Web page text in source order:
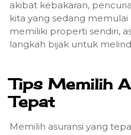
akibat kebakaran,
kita yang sedang
memiliki properti sendiri,
langkah bijak untuk
Tips Memilih
Tepat
Memilih asuransi yang